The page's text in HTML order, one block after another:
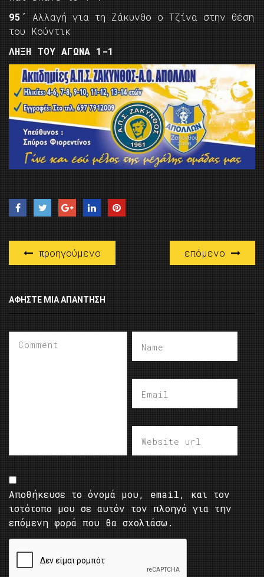
95΄
Αλλαγή για τη Ζάκυνθο ο Τζίνα στην θέση
του Κούντικ
ΛΗΞΗ ΤΟΥ ΑΓΩΝΑ 1-1
προηγούμενο επόμενο
ΑΦΉΣΤΕ ΜΙΑ ΑΠΆΝΤΗΣΗ
Αποθήκευσε το όνομά μου, email, και τον
ιστότοπο μου σε αυτόν τον πλοηγό για την
επόμενη φορά που θα σχολιάσω.